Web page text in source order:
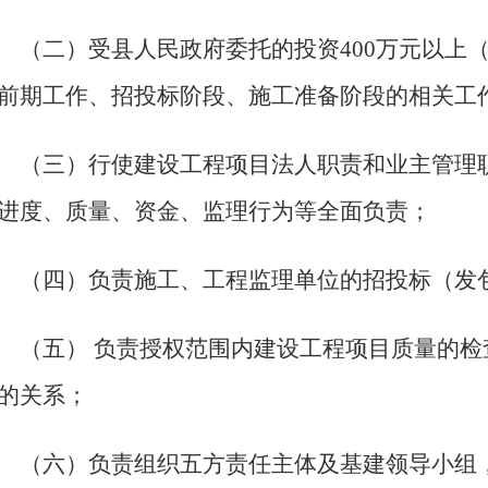
（二）受县人民政府委托的投资400万元以上
期工作、招投标阶段、施工准备阶段的相关工
（三）行使建设工程项目法人职责和业主管
度、质量、资金、监理行为等全面负责；
（四）负责施工、工程监理单位的招投标（
（五）
负责授权范围内建设工程项目质量的
关系；
（六）负责组织五方责任主体及基建领导小